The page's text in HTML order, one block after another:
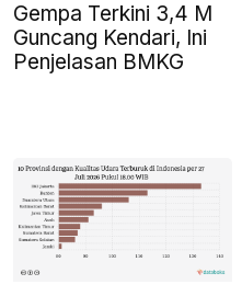
Gempa Terkini 3,4 M
Guncang Kendari, Ini
Penjelasan BMKG